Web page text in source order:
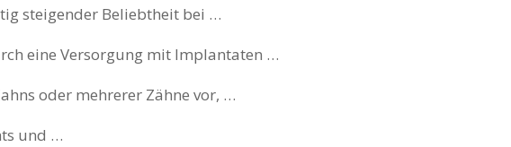
steigender Beliebtheit bei …
eine Versorgung mit Implantaten …
oder mehrerer Zähne vor, …
und …